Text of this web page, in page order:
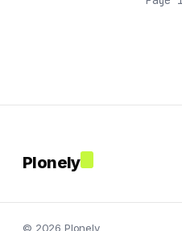
Plonely
© 2026 Plonely